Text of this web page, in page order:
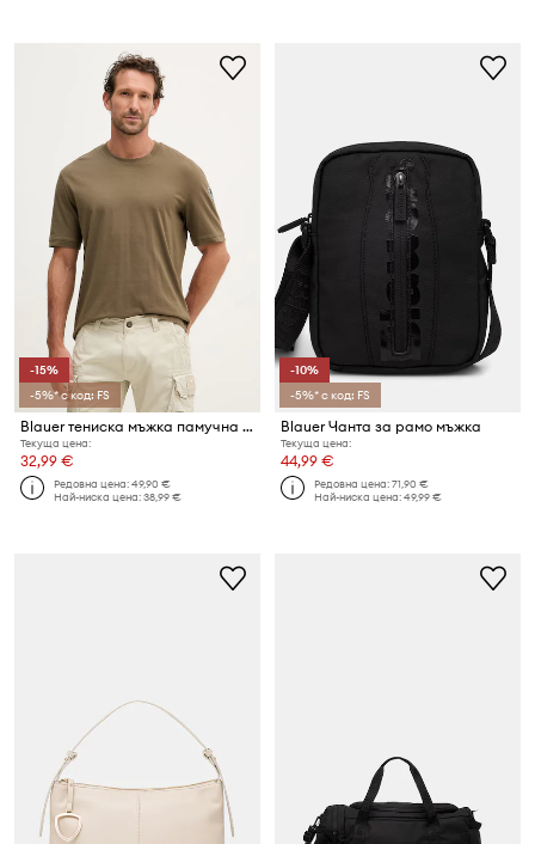
-15%
-5%* с код: FS
Blauer тениска мъжка памучна HANSON
Текуща цена:
32,99 €
Редовна цена:49,90 €
Най-ниска цена:38,99 €
-10%
-5%* с код: FS
Blauer Чанта за рамо мъжка
Текуща цена:
44,99 €
Редовна цена:71,90 €
Най-ниска цена:49,99 €